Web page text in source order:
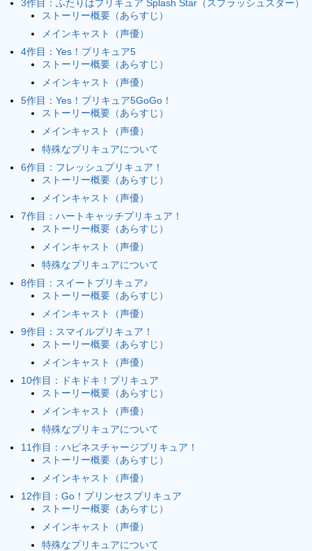
3作目：ふたりはプリキュア Splash Star（スプラッシュスター）
ストーリー概要（あらすじ）
メインキャスト（声優）
4作目：Yes！プリキュア5
ストーリー概要（あらすじ）
メインキャスト（声優）
5作目：Yes！プリキュア5GoGo！
ストーリー概要（あらすじ）
メインキャスト（声優）
特殊なプリキュアについて
6作目：フレッシュプリキュア！
ストーリー概要（あらすじ）
メインキャスト（声優）
7作目：ハートキャッチプリキュア！
ストーリー概要（あらすじ）
メインキャスト（声優）
特殊なプリキュアについて
8作目：スイートプリキュア♪
ストーリー概要（あらすじ）
メインキャスト（声優）
9作目：スマイルプリキュア！
ストーリー概要（あらすじ）
メインキャスト（声優）
10作目：ドキドキ！プリキュア
ストーリー概要（あらすじ）
メインキャスト（声優）
特殊なプリキュアについて
11作目：ハピネスチャージプリキュア！
ストーリー概要（あらすじ）
メインキャスト（声優）
12作目：Go！プリンセスプリキュア
ストーリー概要（あらすじ）
メインキャスト（声優）
特殊なプリキュアについて